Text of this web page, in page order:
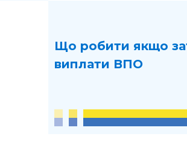
Що робити якщо
виплати ВПО